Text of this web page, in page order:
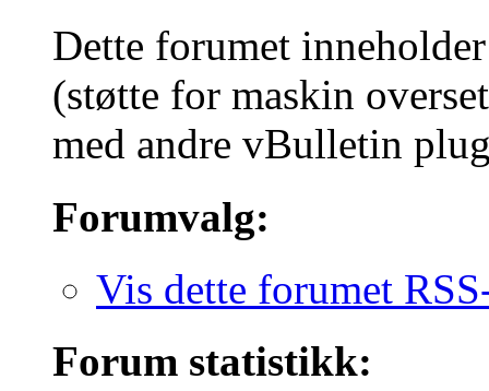
Dette forumet
(støtte for maskin
med andre vBulletin
Forumvalg:
Vis dette forumet
Forum statistikk: